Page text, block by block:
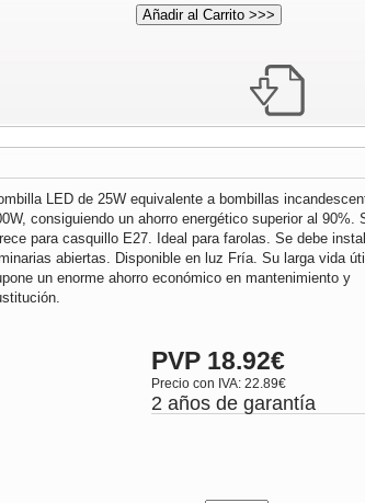
LED de 25W equivalente a bombillas
consiguiendo un ahorro energético superior al 90%.
para casquillo E27. Ideal para farolas. Se debe
abiertas. Disponible en luz Fría. Su larga vida útil
un enorme ahorro económico en mantenimiento y
PVP 18.92€
Precio con IVA: 22.89€
2 años de garantía